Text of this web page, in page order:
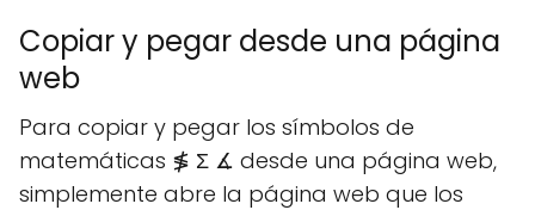
Copiar y pegar desde una página
web
Para copiar y pegar los símbolos de
matemáticas ≸ Σ ∡ desde una página web,
simplemente abre la página web que los